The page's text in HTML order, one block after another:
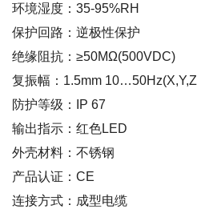
环境湿度：35-95%RH
保护回路：逆极性保护
绝缘阻抗：≥50MΩ(500VDC)
复振幅：1.5mm
防护等级：IP 67
输出指示：红色LED
外壳材料：不锈钢
产品认证：CE
连接方式：成型电缆